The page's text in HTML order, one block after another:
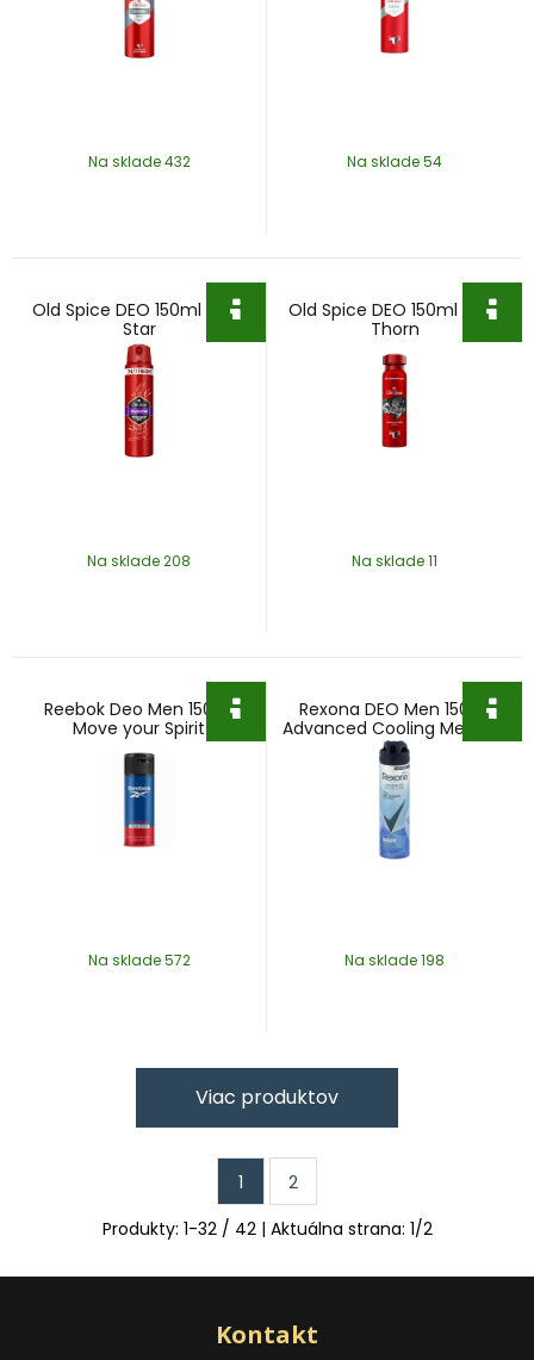
Na sklade 432 Na sklade 54
Old Spice DEO 150ml Rock
Star
Na sklade 208
Old Spice DEO 150ml Wolf
Thorn
Na sklade 11
Reebok Deo Men 150ml
Move your Spirit
Na sklade 572
Rexona DEO Men 150ml
Advanced Cooling Menthol
& Blue Lavender
Na sklade 198
Viac produktov
1
2
Produkty: 1-32/ 42| Aktuálna strana: 1/2
Kontakt